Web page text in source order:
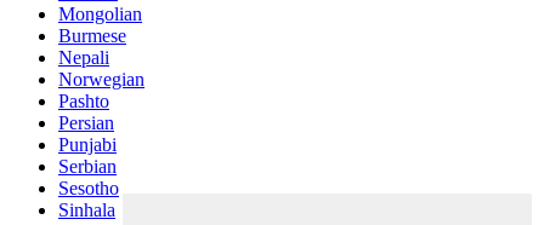
Mongolian
Burmese
Nepali
Norwegian
Pashto
Persian
Punjabi
Serbian
Sesotho
Sinhala